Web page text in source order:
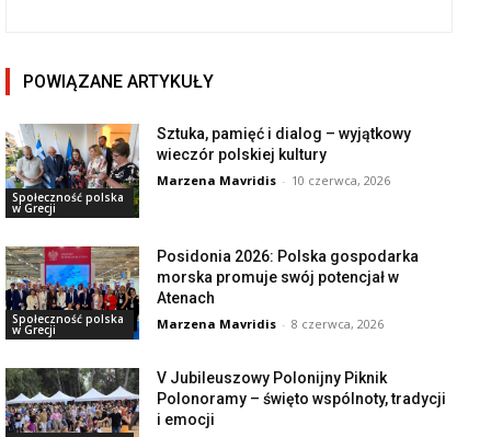
POWIĄZANE ARTYKUŁY
Społeczność polska
w Grecji
Sztuka, pamięć i dialog – wyjątkowy
wieczór polskiej kultury
Marzena Mavridis - 10 czerwca, 2026
Społeczność polska
w Grecji
Posidonia 2026: Polska gospodarka
morska promuje swój potencjał w
Atenach
Marzena Mavridis - 8 czerwca, 2026
V Jubileuszowy Polonijny Piknik
Polonoramy – święto wspólnoty, tradycji
i emocji